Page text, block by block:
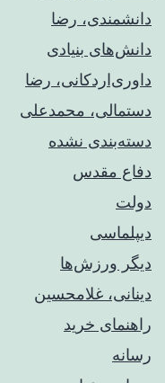
دانشمندی، رضا
دانش‌های بنیادی
داوری‌اردکانی، رضا
دستمالی، محمدعلی
دسته‌بندی نشده
دفاع مقدس
دولت
دیپلماسی
دیگر ورزش‌ها
دینانی، غلامحسین
راهنمای خريد
رسانه